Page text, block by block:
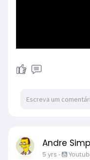
Andre
5 yrs -